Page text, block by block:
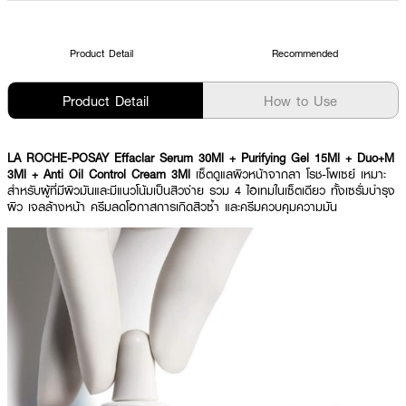
Product Detail Recommended
Product Detail How to Use
LA ROCHE-POSAY Effaclar Serum 30Ml + Purifying Gel 15Ml + Duo+M
3Ml + Anti Oil Control Cream 3Ml เซ็ตดูแลผิวหน้าจากลา โรช-โพเซย์ เหมาะ
สำหรับผู้ที่มีผิวมันและมีแนวโน้มเป็นสิวง่าย รวม 4 ไอเทมในเซ็ตเดียว ทั้งเซรั่มบำรุง
ผิว เจลล้างหน้า ครีมลดโอกาสการเกิดสิวซ้ำ และครีมควบคุมความมัน